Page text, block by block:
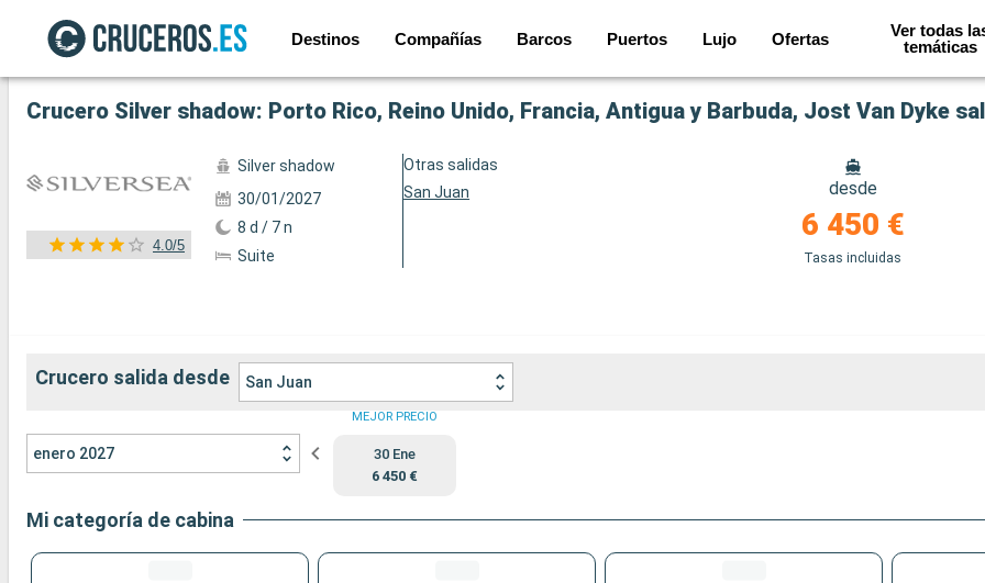
Destinos Compañías Barcos Puertos Lujo Ofertas
Ver todas
temáticas
Ver las 51 fotos
Crucero Silver shadow: Porto Rico, Reino Unido, Francia, Antigua y Barbuda, Jost Van Dyke
4.0/5
Silver shadow
30/01/2027
8 d / 7 n
Suite
Otras salidas
San Juan
desde
6 450 €
Tasas incluidas
Crucero salida desde San Juan
enero 2027
MEJOR PRECIO
30 Ene
6 450 €
Mi categoría de cabina